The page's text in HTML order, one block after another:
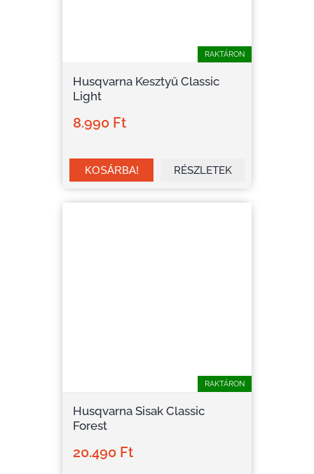
RAKTÁRON
Husqvarna Kesztyű Classic
Light
8.990 Ft
RÉSZLETEK
RAKTÁRON
Husqvarna Sisak Classic
Forest
20.490 Ft